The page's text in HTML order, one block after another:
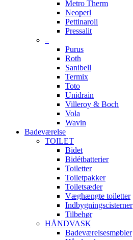
Metro Therm
Neoperl
Pettinaroli
Pressalit
–
Purus
Roth
Sanibell
Termix
Toto
Unidrain
Villeroy & Boch
Vola
Wavin
Badeværelse
TOILET
Bidet
Bidétbatterier
Toiletter
Toiletpakker
Toiletsæder
Væghængte toiletter
Indbygningscisterner
Tilbehør
HÅNDVASK
Badeværelsesmøbler